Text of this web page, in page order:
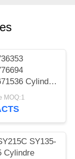
Cylindre
à bouchon
EC480D
MOQ:1
SY135-
Cylindre